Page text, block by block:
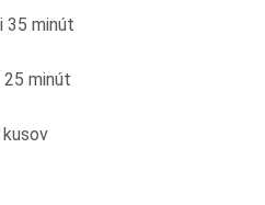
35 minút
25 minút